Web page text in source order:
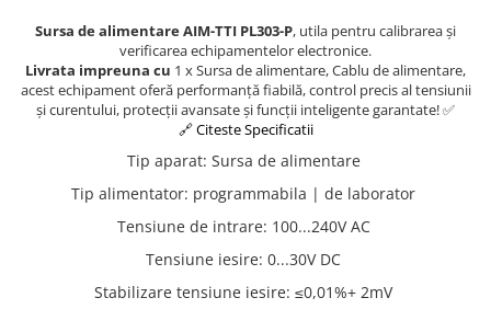
Sursa de alimentare AIM-TTI PL303-P, utila pentru calibrarea și
verificarea echipamentelor electronice.
Livrata impreuna cu 1 x Sursa de alimentare, Cablu de alimentare,
acest echipament oferă performanță fiabilă, control precis al tensiunii
și curentului, protecții avansate și funcții inteligente garantate! ✅
🔗 Citeste Specificatii
Tip aparat: Sursa de alimentare
Tip alimentator: programmabila | de laborator
Tensiune de intrare: 100...240V AC
Tensiune iesire: 0...30V DC
Stabilizare tensiune iesire: ≤0,01%+ 2mV